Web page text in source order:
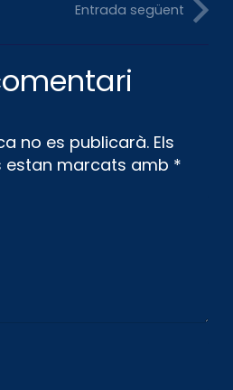
Entrada següent
no es publicarà. Els
estan marcats amb *